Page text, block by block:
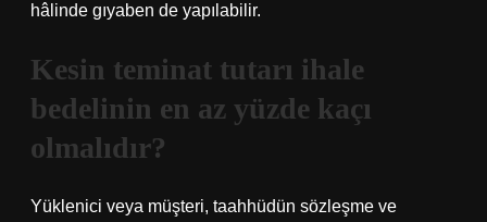
hâlinde gıyaben de yapılabilir.
Kesin teminat tutarı ihale
bedelinin en az yüzde kaçı
olmalıdır?
Yüklenici veya müşteri, taahhüdün sözleşme ve